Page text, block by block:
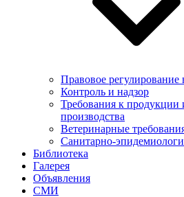
Правовое регулирование
Контроль и надзор
Требования к продукции
производства
Ветеринарные
Санитарно-
Библиотека
Галерея
Объявления
СМИ